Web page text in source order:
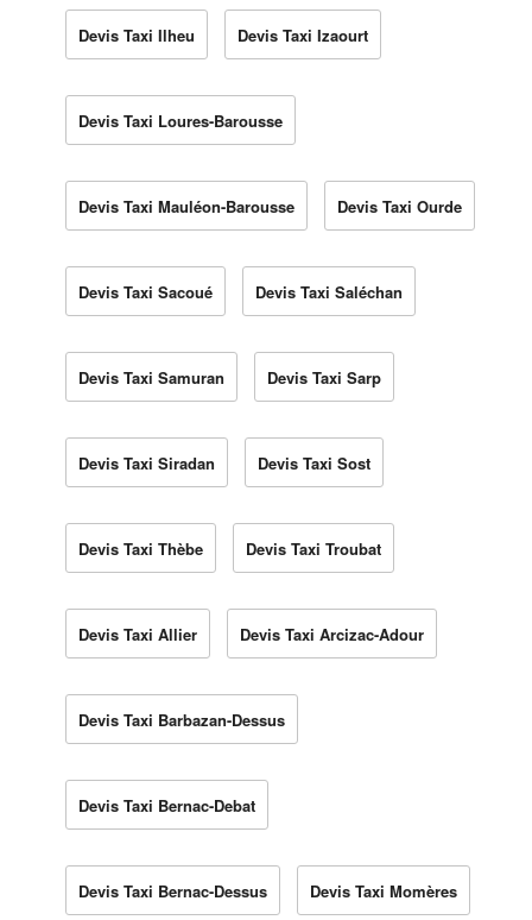
Devis Taxi Ilheu Devis Taxi Izaourt
Devis Taxi Loures-Barousse
Devis Taxi Mauléon-Barousse Devis Taxi Ourde
Devis Taxi Sacoué Devis Taxi Saléchan
Devis Taxi Samuran Devis Taxi Sarp
Devis Taxi Siradan Devis Taxi Sost
Devis Taxi Thèbe Devis Taxi Troubat
Devis Taxi Allier Devis Taxi Arcizac-Adour
Devis Taxi Barbazan-Dessus
Devis Taxi Bernac-Debat
Devis Taxi Bernac-Dessus Devis Taxi Momères